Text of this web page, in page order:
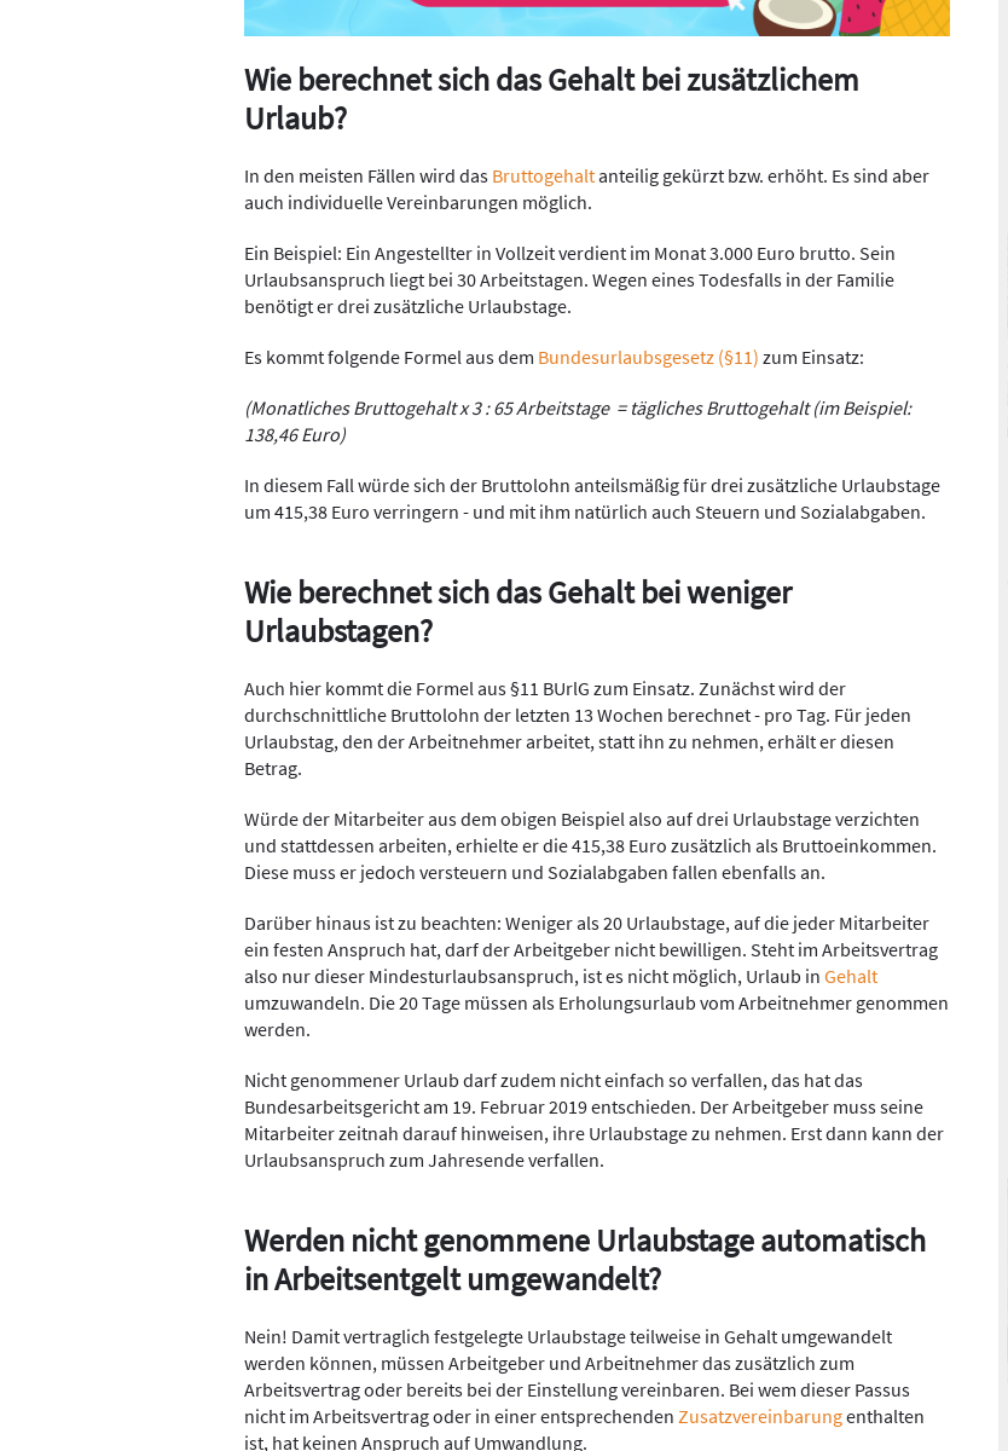
Wie berechnet sich das Gehalt bei zusätzlichem
Urlaub?
In den meisten Fällen wird das Bruttogehaltanteilig gekürzt bzw. erhöht. Es sind aber
auch individuelle Vereinbarungen möglich.
Ein Beispiel: Ein Angestellter in Vollzeit verdient im Monat 3.000 Euro brutto. Sein
Urlaubsanspruch liegt bei 30 Arbeitstagen. Wegen eines Todesfalls in der Familie
benötigt er drei zusätzliche Urlaubstage.
Es kommt folgende Formel aus dem Bundesurlaubsgesetz (§11) zum Einsatz:
(Monatliches Bruttogehalt x 3 : 65 Arbeitstage = tägliches Bruttogehalt (im Beispiel:
138,46 Euro)
In diesem Fall würde sich der Bruttolohn anteilsmäßig für drei zusätzliche Urlaubstage
um 415,38 Euro verringern - und mit ihm natürlich auch Steuern und Sozialabgaben.
Wie berechnet sich das Gehalt bei weniger
Urlaubstagen?
Auch hier kommt die Formel aus §11 BUrlG zum Einsatz. Zunächst wird der
durchschnittliche Bruttolohn der letzten 13 Wochen berechnet - pro Tag. Für jeden
Urlaubstag, den der Arbeitnehmer arbeitet, statt ihn zu nehmen, erhält er diesen
Betrag.
Würde der Mitarbeiter aus dem obigen Beispiel also auf drei Urlaubstage verzichten
und stattdessen arbeiten, erhielte er die 415,38 Euro zusätzlich als Bruttoeinkommen.
Diese muss er jedoch versteuern und Sozialabgaben fallen ebenfalls an.
Darüber hinaus ist zu beachten: Weniger als 20 Urlaubstage, auf die jeder Mitarbeiter
ein festen Anspruch hat, darf der Arbeitgeber nicht bewilligen. Steht im Arbeitsvertrag
also nur dieser Mindesturlaubsanspruch, ist es nicht möglich, Urlaub in Gehalt
umzuwandeln. Die 20 Tage müssen als Erholungsurlaub vom Arbeitnehmer genommen
werden.
Nicht genommener Urlaub darf zudem nicht einfach so verfallen, das hat das
Bundesarbeitsgericht am 19. Februar 2019 entschieden. Der Arbeitgeber muss seine
Mitarbeiter zeitnah darauf hinweisen, ihre Urlaubstage zu nehmen. Erst dann kann der
Urlaubsanspruch zum Jahresende verfallen.
Werden nicht genommene Urlaubstage automatisch
in Arbeitsentgelt umgewandelt?
Nein! Damit vertraglich festgelegte Urlaubstage teilweise in Gehalt umgewandelt
werden können, müssen Arbeitgeber und Arbeitnehmer das zusätzlich zum
Arbeitsvertrag oder bereits bei der Einstellung vereinbaren. Bei wem dieser Passus
nicht im Arbeitsvertrag oder in einer entsprechenden Zusatzvereinbarungenthalten
ist, hat keinen Anspruch auf Umwandlung.